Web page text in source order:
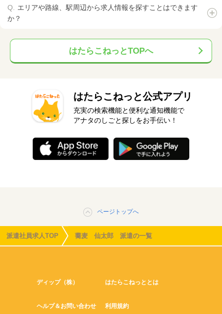
エリアや路線、駅周辺から求人情報を探すことはできます
か？
はたらこねっとTOPへ
はたらこねっと公式アプリ
充実の検索機能と便利な通知機能で
アナタのしごと探しをお手伝い！
ページトップへ
派遣社員求人TOP 蕎麦 仙太郎 派遣の一覧
ディップ（株） はたらこねっととは
ヘルプ＆お問い合わせ 利用規約